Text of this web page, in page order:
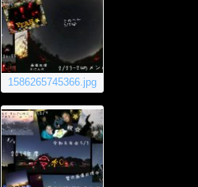
1586265745366.jpg